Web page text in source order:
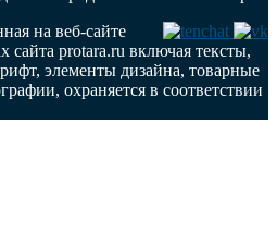
на веб-сайте
сайта protara.ru включая тексты,
элементы дизайна, товарные
охраняется в соответствии